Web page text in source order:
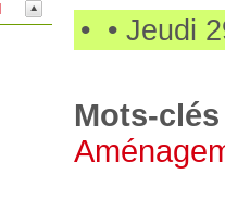
• • Jeudi
Mots-